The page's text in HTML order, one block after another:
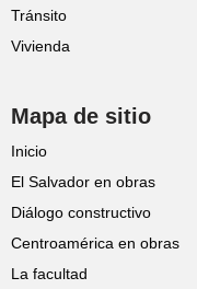
Tránsito
Vivienda
Mapa de sitio
Inicio
El Salvador en obras
Diálogo constructivo
Centroamérica en obras
La facultad